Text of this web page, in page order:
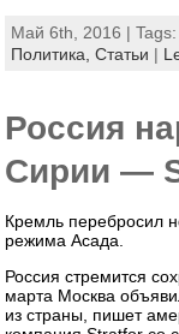
Май 6th, 2016 | Tags:
Политика, Статьи |
Россия
Сирии —
Кремль перебросил
режима Асада.
Россия стремится
марта Москва
из страны, пишет